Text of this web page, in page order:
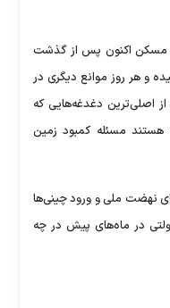
مسکن اکنون پس از گذشت
و هر روز موانع دیگری در
اصلی‌ترین دغدغه‌هایی که
هستند مسئله کمبود زمین
نهضت ملی و ورود چینی‌ها
در ماه‌های پیش در چه